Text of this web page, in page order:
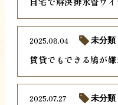
賃貸でもできる鳩が
2025.08.04 未分類
2025.07.27 未分類